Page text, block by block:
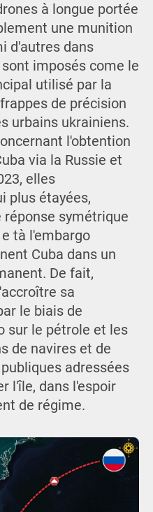
à longue portée
une munition
d'autres dans
imposés come le
utilisé par la
de précision
urbains ukrainiens.
l'obtention
via la Russie et
elles
plus étayées,
symétrique
tà l'embargo
Cuba dans un
De fait,
sa
le biais de
sur le pétrole et les
de navires et de
adressées
l'île, dans l'espoir
de régime.